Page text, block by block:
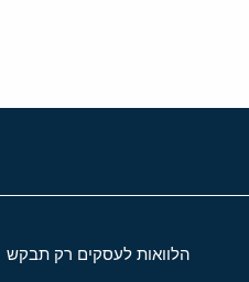
הלוואות לעסקים רק תבקש